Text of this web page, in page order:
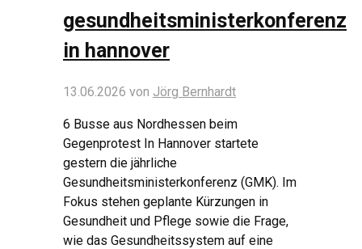
gesundheitsministerkonferenz
in hannover
13.06.2026 von Jörg Bernhardt
6 Busse aus Nordhessen beim
Gegenprotest In Hannover startete
gestern die jährliche
Gesundheitsministerkonferenz (GMK). Im
Fokus stehen geplante Kürzungen in
Gesundheit und Pflege sowie die Frage,
wie das Gesundheitssystem auf eine